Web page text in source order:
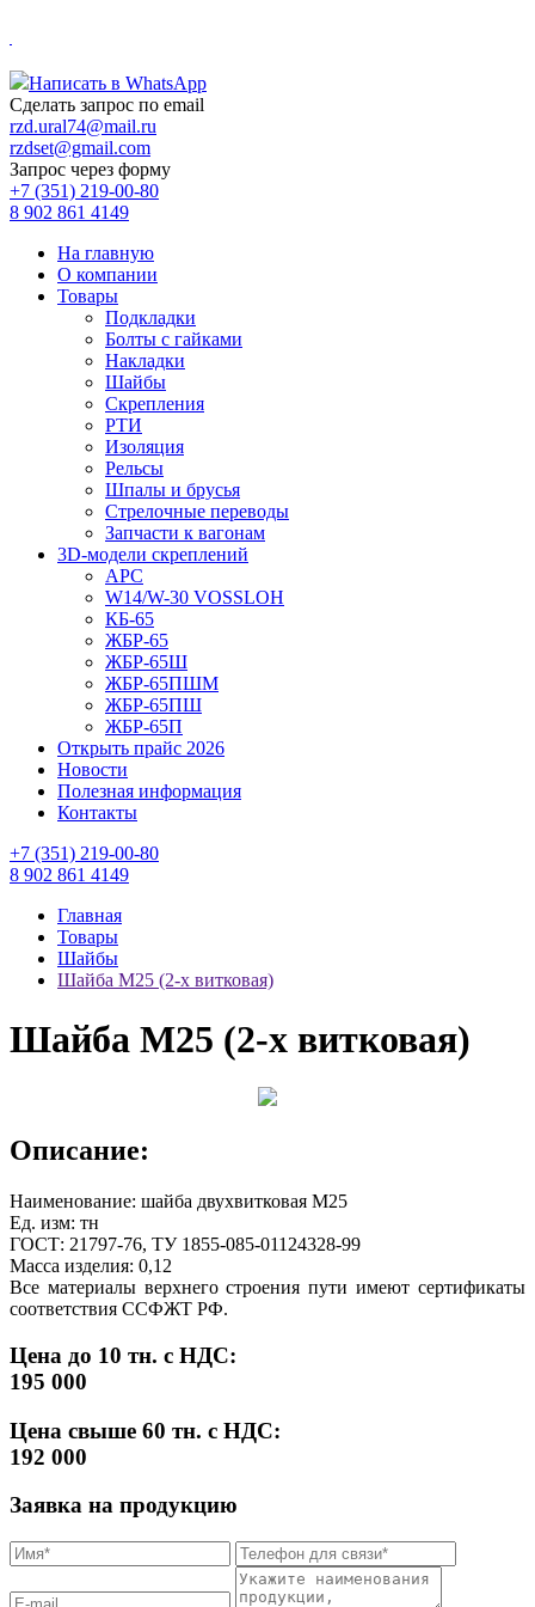
Написать в WhatsApp
Сделать запрос по email
rzd.ural74@mail.ru
rzdset@gmail.com
Запрос через форму
+7 (351) 219-00-80
8 902 861 4149
На главную
О компании
Товары
Подкладки
Болты с гайками
Накладки
Шайбы
Скрепления
РТИ
Изоляция
Рельсы
Шпалы и брусья
Стрелочные переводы
Запчасти к вагонам
3D-модели скреплений
АРС
W14/W-30 VOSSLOH
КБ-65
ЖБР-65
ЖБР-65Ш
ЖБР-65ПШМ
ЖБР-65ПШ
ЖБР-65П
Открыть прайс 2026
Новости
Полезная информация
Контакты
+7 (351) 219-00-80
8 902 861 4149
Главная
Товары
Шайбы
Шайба М25 (2-х витковая)
Шайба М25 (2-х витковая)
Описание:
Наименование: шайба двухвитковая М25
Ед. изм: тн
ГОСТ: 21797-76, ТУ 1855-085-01124328-99
Масса изделия: 0,12
Все материалы верхнего строения пути имеют сертификаты
соответствия ССФЖТ РФ.
Цена до 10 тн. с НДС:
195 000
Цена свыше 60 тн. с НДС:
192 000
Заявка на продукцию